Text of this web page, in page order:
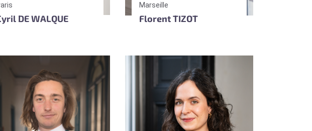
DE WALQUE
Marseille
Florent TIZOT